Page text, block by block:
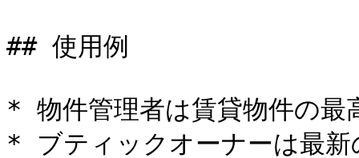
## 使用例
* 物件管理者は賃貸物件の最
* ブティックオーナーは最